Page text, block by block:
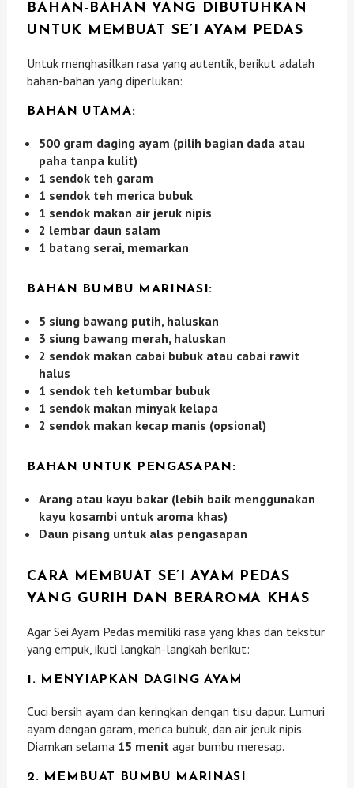
BAHAN-BAHAN YANG DIBUTUHKAN
UNTUK MEMBUAT SE’I AYAM PEDAS
Untuk menghasilkan rasa yang autentik, berikut adalah
bahan-bahan yang diperlukan:
BAHAN UTAMA:
500 gram daging ayam (pilih bagian dada atau
paha tanpa kulit)
1 sendok teh garam
1 sendok teh merica bubuk
1 sendok makan air jeruk nipis
2 lembar daun salam
1 batang serai, memarkan
BAHAN BUMBU MARINASI:
5 siung bawang putih, haluskan
3 siung bawang merah, haluskan
2 sendok makan cabai bubuk atau cabai rawit
halus
1 sendok teh ketumbar bubuk
1 sendok makan minyak kelapa
2 sendok makan kecap manis (opsional)
BAHAN UNTUK PENGASAPAN:
Arang atau kayu bakar (lebih baik menggunakan
kayu kosambi untuk aroma khas)
Daun pisang untuk alas pengasapan
CARA MEMBUAT SE’I AYAM PEDAS
YANG GURIH DAN BERAROMA KHAS
Agar Sei Ayam Pedas memiliki rasa yang khas dan tekstur
yang empuk, ikuti langkah-langkah berikut:
1. MENYIAPKAN DAGING AYAM
Cuci bersih ayam dan keringkan dengan tisu dapur. Lumuri
ayam dengan garam, merica bubuk, dan air jeruk nipis.
Diamkan selama 15 menit agar bumbu meresap.
2. MEMBUAT BUMBU MARINASI